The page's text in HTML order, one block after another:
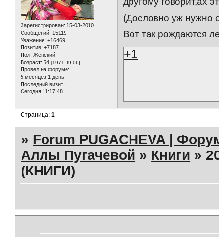
Зарегистрирован: 15-03-2010
Сообщений: 15119
Уважение: +16469
Позитив: +7187
Пол: Женский
Возраст: 54 [1971-09-06]
Провел на форуме:
5 месяцев 1 день
Последний визит:
Сегодня 11:17:48
(Дословно уж нужно
Вот так рождаются
+1
Страница:1
» Forum PUGACHEVA |
Аллы Пугачевой » Книги »
(КНИГИ)